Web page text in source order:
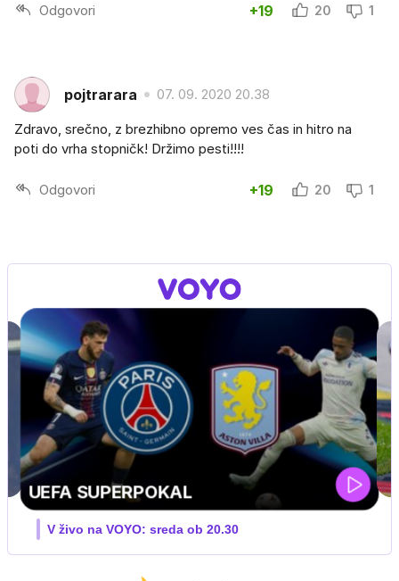
Odgovori +19 20 1
pojtrarara 07. 09. 2020 20.38
Zdravo, srečno, z brezhibno opremo ves čas in hitro na
poti do vrha stopničk! Držimo pesti!!!!
Odgovori +19 20 1
MOTOGP . VN VELIKE BRITANIJE
V živo na VOYO: PET-NED